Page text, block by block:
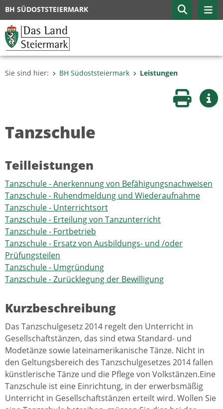
BH SÜDOSTSTEIERMARK
Sie sind hier: BH Südoststeiermark Leistungen
Seite
Tanzschule
Teilleistungen
Tanzschule - Anerkennung von Befähigungsnachweisen
Tanzschule - Ruhendmeldung und Wiederaufnahme
Tanzschule - Unterrichtsort
Tanzschule - Erteilung von Tanzunterricht
Tanzschule - Fortbetrieb
Tanzschule - Ersatz von Ausbildungs- und /oder
Prüfungsteilen
Tanzschule - Umgründung
Tanzschule - Zurücklegung der Bewilligung
Kurzbeschreibung
Das Tanzschulgesetz 2014 regelt den Unterricht in
Gesellschaftstänzen, das sind etwa Standard- und
Modetänze sowie lateinamerikanische Tänze. Nicht in
den Geltungsbereich des Tanzschulgesetzes 2014 fallen
künstlerische Tänze und die Pflege von Volkstänzen.Eine
Tanzschule ist eine Einrichtung, in der erwerbsmäßig
Unterricht in Gesellschaftstänzen erteilt wird. Wollen Sie